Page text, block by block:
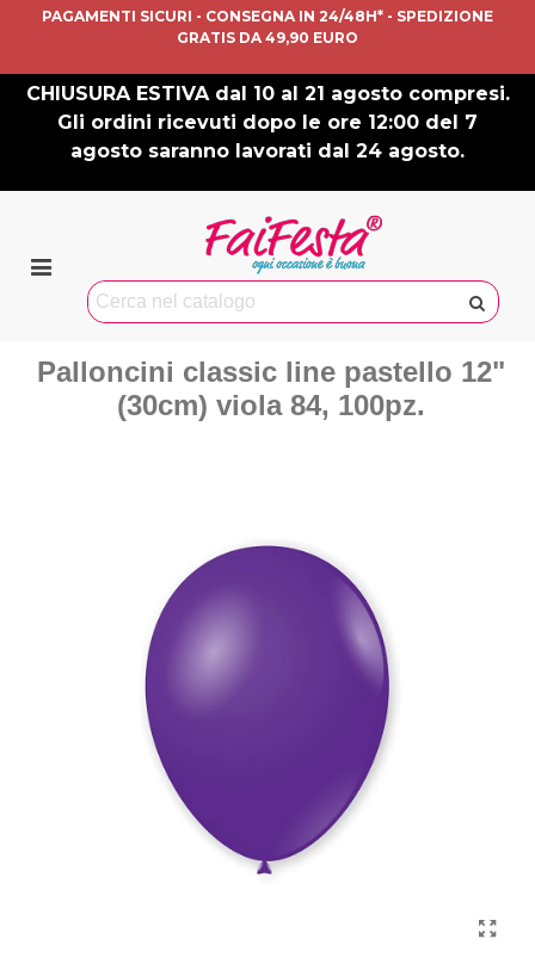
PAGAMENTI SICURI - CONSEGNA IN 24/48H* - SPEDIZIONE
GRATIS DA 49,90 EURO
CHIUSURA ESTIVA dal 10 al 21 agosto compresi.
Gli ordini ricevuti dopo le ore 12:00 del 7
agosto saranno lavorati dal 24 agosto.
Palloncini classic line pastello 12"
(30cm) viola 84, 100pz.